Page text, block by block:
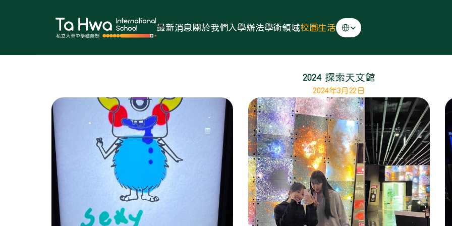
2024 探索天文館
2024年3月22日
最新消息 關於我們 入學辦法學術領域校園生活
Select Language